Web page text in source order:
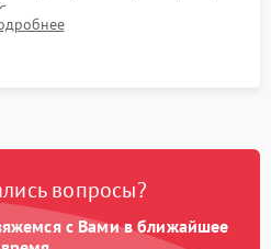
температуры напитка и
отсутствия посторонних
вопросы?
с Вами в ближайшее